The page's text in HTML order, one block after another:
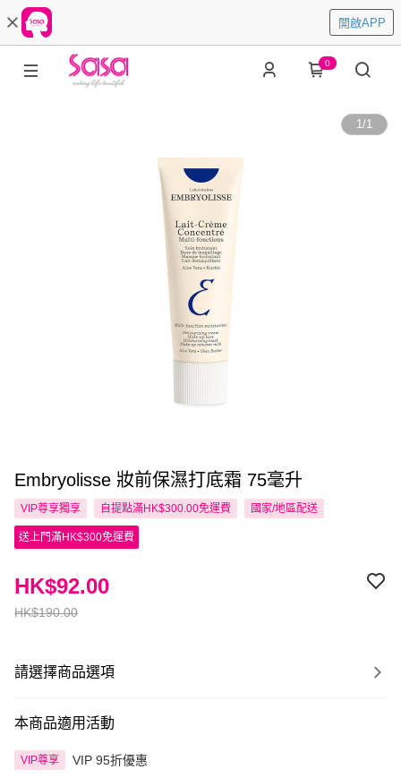
開啟APP
0
1/1
Embryolisse 妝前保濕打底霜 75毫升
VIP尊享獨享 自提點滿HK$300.00免運費 國家/地區配送
送上門滿HK$300免運費
HK$190.00
HK$92.00
請選擇商品選項
本商品適用活動
VIP尊享 VIP 95折優惠